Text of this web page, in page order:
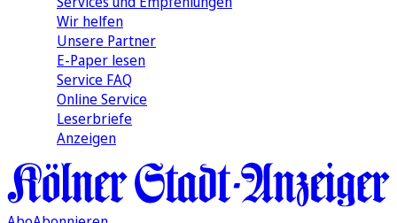
Wir helfen
Unsere Partner
E-Paper lesen
Service FAQ
Online Service
Leserbriefe
Anzeigen